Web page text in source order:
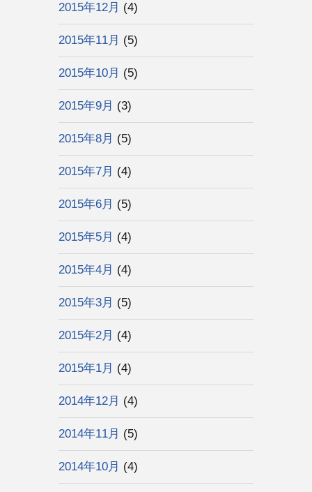
2015年12月 (4)
2015年11月 (5)
2015年10月 (5)
2015年9月 (3)
2015年8月 (5)
2015年7月 (4)
2015年6月 (5)
2015年5月 (4)
2015年4月 (4)
2015年3月 (5)
2015年2月 (4)
2015年1月 (4)
2014年12月 (4)
2014年11月 (5)
2014年10月 (4)